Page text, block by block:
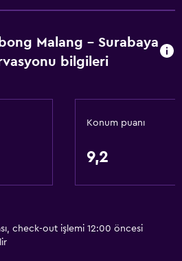
Malang - Surabaya
bilgileri
Konum puanı
9,2
check-out işlemi 12:00 öncesi